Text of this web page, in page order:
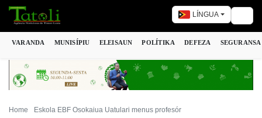
LÍNGUA
VARANDA MUNISÍPIU ELEISAUN POLÍTIKA DEFEZA SEGURANSA
Home Eskola EBF Osokaiua Uatulari menus profesór